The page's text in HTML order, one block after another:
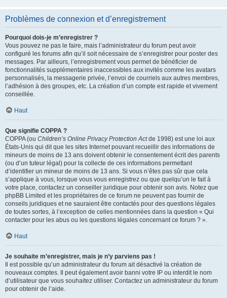
Problèmes de connexion et d’enregistrement
Pourquoi dois-je m’enregistrer ?
Vous pouvez ne pas le faire, mais l’administrateur du forum peut avoir
configuré les forums afin qu’il soit nécessaire de s’enregistrer pour poster des
messages. Par ailleurs, l’enregistrement vous permet de bénéficier de
fonctionnalités supplémentaires inaccessibles aux invités comme les avatars
personnalisés, la messagerie privée, l’envoi de courriels aux autres membres,
l’adhésion à des groupes, etc. La création d’un compte est rapide et vivement
conseillée.
Haut
Que signifie COPPA ?
COPPA (ou Children’s Online Privacy Protection Actde 1998) est une loi aux
États-Unis qui dit que les sites Internet pouvant recueillir des informations de
mineurs de moins de 13 ans doivent obtenir le consentement écrit des parents
(ou d’un tuteur légal) pour la collecte de ces informations permettant
d’identifier un mineur de moins de 13 ans. Si vous n’êtes pas sûr que cela
s’applique à vous, lorsque vous vous enregistrez ou que quelqu’un le fait à
votre place, contactez un conseiller juridique pour obtenir son avis. Notez que
phpBB Limited et les propriétaires de ce forum ne peuvent pas fournir de
conseils juridiques et ne sauraient être contactés pour des questions légales
de toutes sortes, à l’exception de celles mentionnées dans la question « Qui
contacter pour les abus ou les questions légales concernant ce forum ? ».
Haut
Je souhaite m’enregistrer, mais je n’y parviens pas !
Il est possible qu’un administrateur du forum ait désactivé la création de
nouveaux comptes. Il peut également avoir banni votre IP ou interdit le nom
d’utilisateur que vous souhaitez utiliser. Contactez un administrateur du forum
pour obtenir de l’aide.